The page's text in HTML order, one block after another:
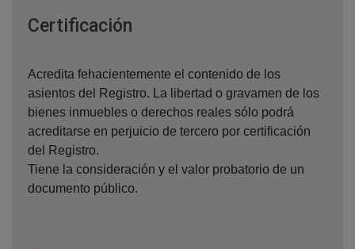
Certificación
Acredita fehacientemente el contenido de los
asientos del Registro. La libertad o gravamen de los
bienes inmuebles o derechos reales sólo podrá
acreditarse en perjuicio de tercero por certificación
del Registro.
Tiene la consideración y el valor probatorio de un
documento público.